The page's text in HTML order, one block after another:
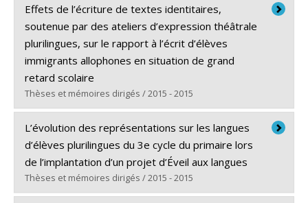
Diplômé(e) :Murphy, Tresa
Cycle :Maîtrise
Diplôme obtenu :M.A.
Lien vers le document dans Papyrus
Effets de l’écriture de textes identitaires,
soutenue par des ateliers d’expression théâtrale
plurilingues, sur le rapport à l’écrit d’élèves
immigrants allophones en situation de grand
retard scolaire
Thèses et mémoires dirigés / 2015 - 2015
Diplômé(e) :Maynard, Catherine
Cycle :Maîtrise
Diplôme obtenu :M.A.
Lien vers le document dans Papyrus
L’évolution des représentations sur les langues
d’élèves plurilingues du 3e cycle du primaire lors
de l’implantation d’un projet d’Éveil aux langues
Thèses et mémoires dirigés / 2015 - 2015